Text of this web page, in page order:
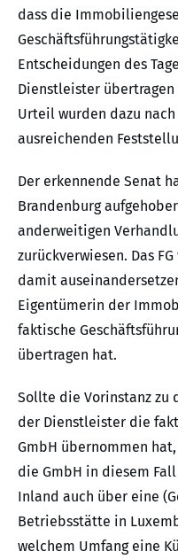
dass die
Entscheidungen des
Dienstleister
Urteil wurden dazu nach
ausreichenden
Der erkennende Senat
Brandenburg
anderweitigen
zurückverwiesen. Das
damit
Eigentümerin der
faktische
übertragen hat.
Sollte die Vorinstanz zu
der Dienstleister die
GmbH übernommen
die GmbH in diesem
Inland auch über eine
Betriebsstätte in
welchem Umfang eine